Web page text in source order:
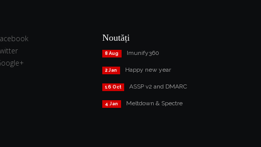
Noutăți
8 Aug Imunify360
2 Jan Happy new year
16 Oct ASSP v2 and DMARC
4 Jan Meltdown & Spectre